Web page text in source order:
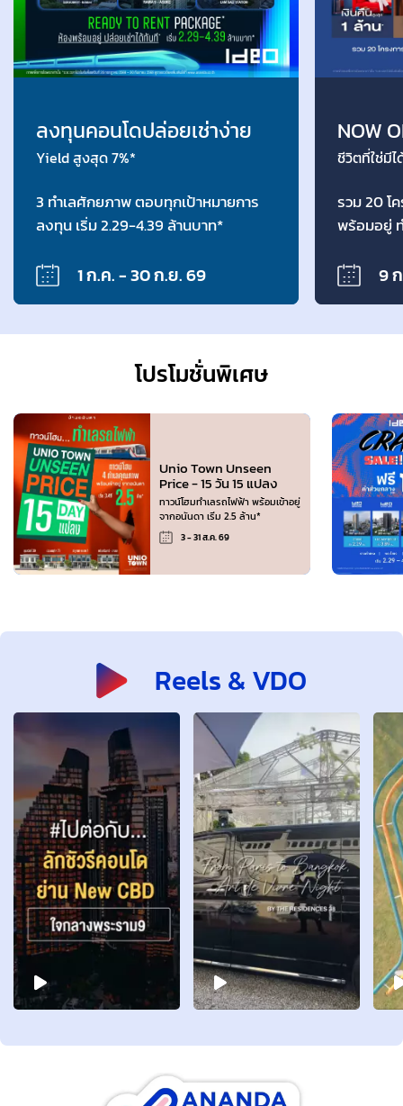
ลงทุนคอนโดปล่อยเช่าง่าย
Yield สูงสุด 7%*
3 ทำเลศักยภาพ ตอบทุกเป้าหมายการ
ลงทุน เริ่ม 2.29-4.39 ล้านบาท*
1 ก.ค. - 30 ก.ย. 69
NOW
ชีวิตที่ใช่มีไ
รวม 20 โ
พร้อมอยู่
9
โปรโมชั่นพิเศษ
Unio Town Unseen
Price - 15 วัน 15 แปลง
ทาวน์โฮมทำเลรถไฟฟ้า พร้อมเข้าอยู่
จากอนันดา เริ่ม 2.5 ล้าน*
3 - 31 ส.ค. 69
Reels & VDO